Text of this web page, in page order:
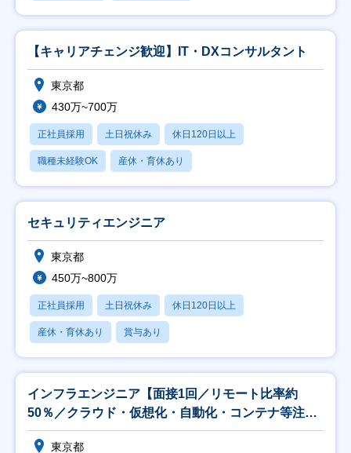
【キャリアチェンジ歓迎】IT・DXコンサルタント
東京都
430万~700万
正社員採用 土日祝休み 休日120日以上
職種未経験OK 産休・育休あり
セキュリティエンジニア
東京都
450万~800万
正社員採用 土日祝休み 休日120日以上
産休・育休あり 賞与あり
インフラエンジニア【面接1回／リモート比率約
50％／クラウド・仮想化・自動化・コンテナ等注力
中】
東京都